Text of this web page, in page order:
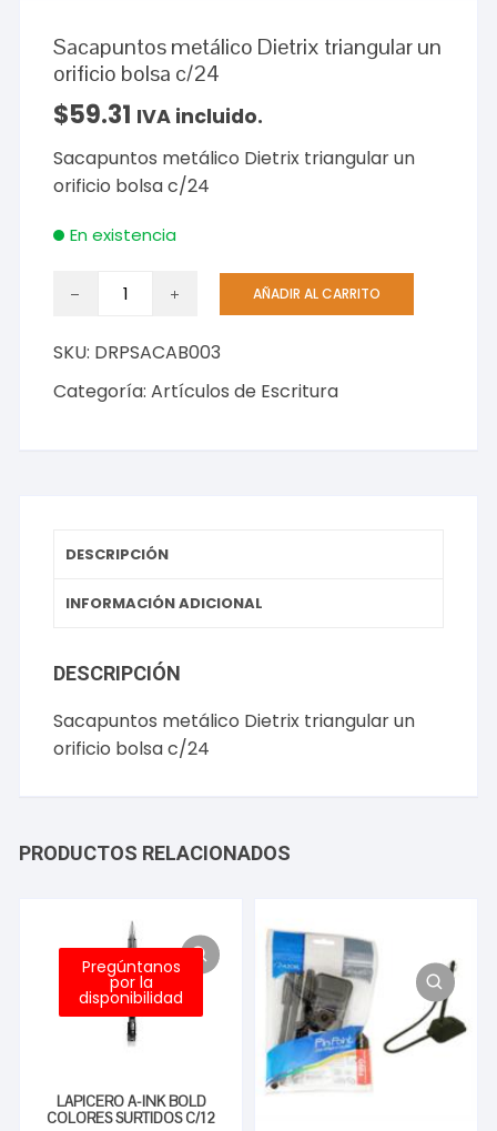
Sacapuntos metálico Dietrix triangular un
orificio bolsa c/24
$59.31 IVA incluido.
Sacapuntos metálico Dietrix triangular un
orificio bolsa c/24
En existencia
Sacapuntos
triangular
un
AÑADIR AL CARRITO
SKU: DRPSACAB003
Categoría:Artículos de Escritura
DESCRIPCIÓN
INFORMACIÓN ADICIONAL
DESCRIPCIÓN
Sacapuntos metálico Dietrix triangular un
orificio bolsa c/24
PRODUCTOS RELACIONADOS
Pregúntanos
por la
disponibilidad
LAPICERO A-INK BOLD
COLORES SURTIDOS C/12